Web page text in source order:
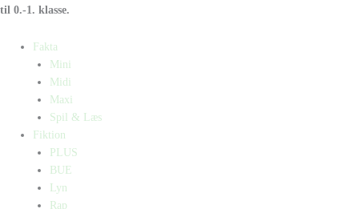
til 0.-1. klasse.
Fakta
Mini
Midi
Maxi
Spil & Læs
Fiktion
PLUS
BUE
Lyn
Rap